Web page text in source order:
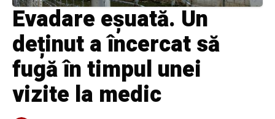
Evadare eșuată. Un
deținut a încercat să
fugă în timpul unei
vizite la medic